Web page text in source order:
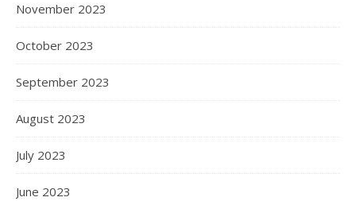
November 2023
October 2023
September 2023
August 2023
July 2023
June 2023